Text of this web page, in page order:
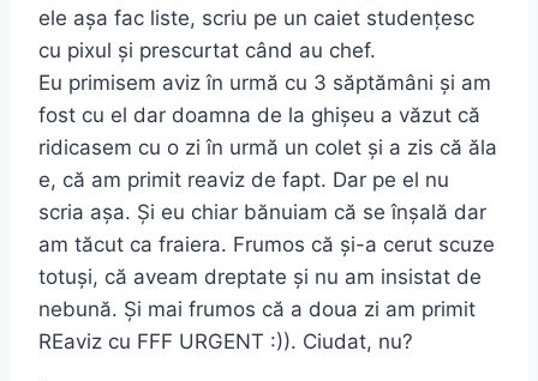
ele așa fac liste, scriu pe un caiet studențesc
cu pixul și prescurtat când au chef.
Eu primisem aviz în urmă cu 3 săptămâni și am
fost cu el dar doamna de la ghișeu a văzut că
ridicasem cu o zi în urmă un colet și a zis că ăla
e, că am primit reaviz de fapt. Dar pe el nu
scria așa. Și eu chiar bănuiam că se înșală dar
am tăcut ca fraiera. Frumos că și-a cerut scuze
totuși, că aveam dreptate și nu am insistat de
nebună. Și mai frumos că a doua zi am primit
REaviz cu FFF URGENT :)). Ciudat, nu?